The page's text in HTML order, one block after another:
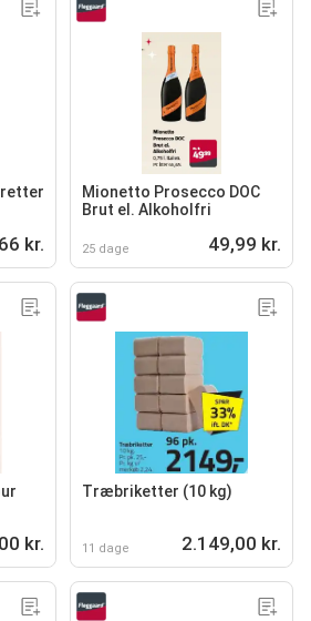
kr.
Mionetto Prosecco DOC
Brut el. Alkoholfri
25 dage 49,99 kr.
kr.
Træbriketter (10 kg)
11 dage 2.149,00 kr.